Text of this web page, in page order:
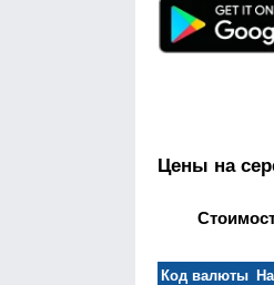
Цены на
Код валюты